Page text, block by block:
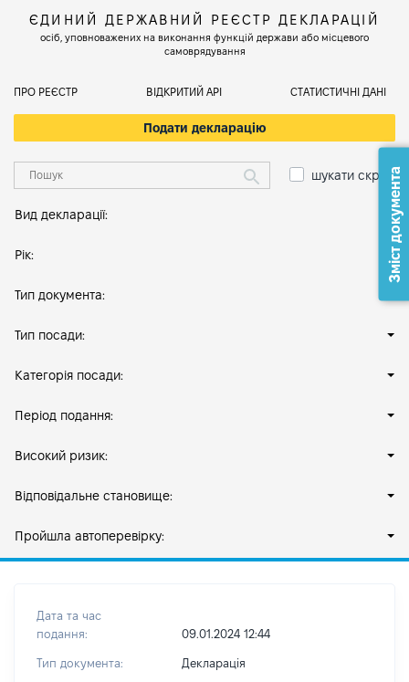
ЄДИНИЙ ДЕРЖАВНИЙ РЕЄСТР ДЕКЛАРАЦІЙ
осіб, уповноважених на виконання функцій держави або місцевого
самоврядування
ПРО РЕЄСТР ВІДКРИТИЙ АРІ СТАТИСТИЧНІ ДАНІ
Подати декларацію
шукати скрізь
Вид декларації:
Рік:
Тип документа:
Тип посади:
Категорія посади:
Період подання:
Високий ризик:
Відповідальне становище:
Пройшла автоперевірку:
Дата та час
подання:
09.01.2024 12:44
Тип документа: Декларація
Зміст документа